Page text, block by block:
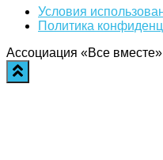
Условия
Политика
Ассоциация «Все